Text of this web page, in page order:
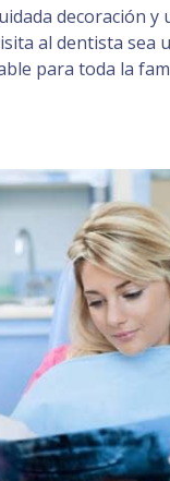
decoración y
al dentista sea
para toda la